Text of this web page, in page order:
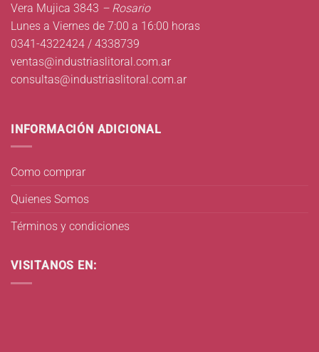
Vera Mujica 3843 – Rosario
Lunes a Viernes de 7:00 a 16:00 horas
0341-4322424 / 4338739
ventas@industriaslitoral.com.ar
consultas@industriaslitoral.com.ar
INFORMACIÓN ADICIONAL
Como comprar
Quienes Somos
Términos y condiciones
VISITANOS EN: